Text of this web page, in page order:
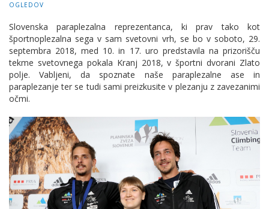
OGLEDOV
Slovenska paraplezalna reprezentanca, ki prav tako kot
športnoplezalna sega v sam svetovni vrh, se bo v soboto, 29.
septembra 2018, med 10. in 17. uro predstavila na prizorišču
tekme svetovnega pokala Kranj 2018, v športni dvorani Zlato
polje. Vabljeni, da spoznate naše paraplezalne ase in
paraplezanje ter se tudi sami preizkusite v plezanju z zavezanimi
očmi.